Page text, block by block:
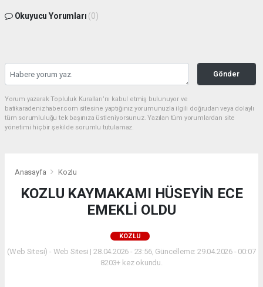
Okuyucu Yorumları (0)
Gönder
Yorum yazarak Topluluk Kuralları’nı kabul etmiş bulunuyor ve
batikaradenizhaber.com sitesine yaptığınız yorumunuzla ilgili doğrudan veya dolaylı
tüm sorumluluğu tek başınıza üstleniyorsunuz. Yazılan tüm yorumlardan site
yönetimi hiçbir şekilde sorumlu tutulamaz.
Anasayfa Kozlu
KOZLU KAYMAKAMI HÜSEYİN ECE
EMEKLİ OLDU
KOZLU
(Web Sitesi) - Web Sitesi | 28.04.2026 - 23:56, Güncelleme: 29.04.2026 - 00:07
8203+ kez okundu.